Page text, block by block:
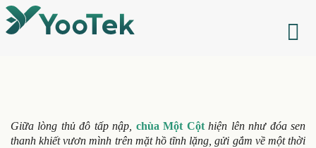
Giữa lòng thủ đô tấp nập, chùa Một Cộthiện lên như đóa sen
thanh khiết vươn mình trên mặt hồ tĩnh lặng, gửi gắm về một thời